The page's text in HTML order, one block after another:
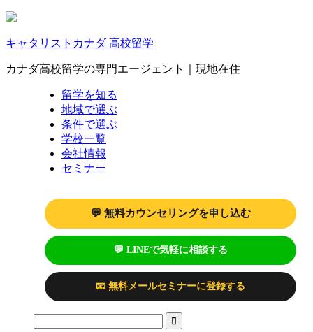
キャタリストカナダ 高校留学
カナダ高校留学の専門エージェント｜現地在住
留学を知る
地域で選ぶ
条件で選ぶ
学校一覧
会社情報
セミナー
💬 無料カウンセリングを申し込む
💬 LINEで気軽に相談する
📧 無料メールセミナーに登録する